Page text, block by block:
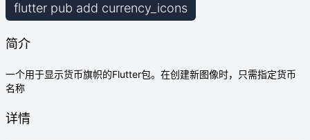
flutter pub add currency_icons
简介
一个用于显示货币旗帜的Flutter包。在创建新图像时，只需指定货币
名称
详情